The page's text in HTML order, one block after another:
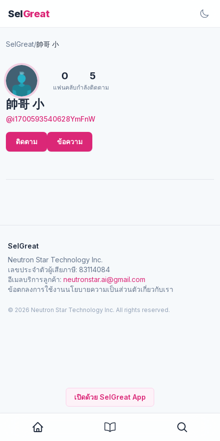
SelGreat
เปิดด้วย SelGreat App
SelGreat/帥哥 小
帥哥 小
@i1700593540628YmFnW
0
แฟนคลับ
5
กำลังติดตาม
ติดตาม ข้อความ
SelGreat
Neutron Star Technology Inc.
เลขประจำตัวผู้เสียภาษี: 83114084
อีเมลบริการลูกค้า: neutronstar.ai@gmail.com
ข้อตกลงการใช้งานนโยบายความเป็นส่วนตัวเกี่ยวกับเรา
© 2026 Neutron Star Technology Inc. All rights reserved.